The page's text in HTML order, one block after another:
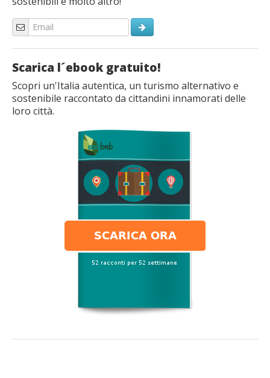
Scarica l´ebook gratuito!
Scopri un'Italia autentica, un turismo alternativo e
sostenibile raccontato da cittandini innamorati delle
loro città.